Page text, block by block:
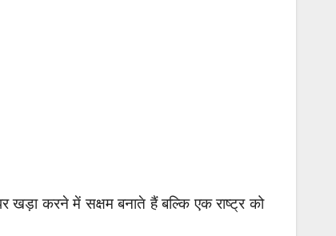
खड़ा करने में सक्षम बनाते हैं बल्कि एक राष्ट्र को